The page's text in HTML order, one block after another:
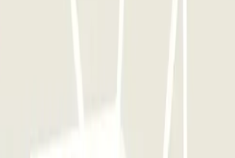
pode entrar e sair do parque de
que quiser.